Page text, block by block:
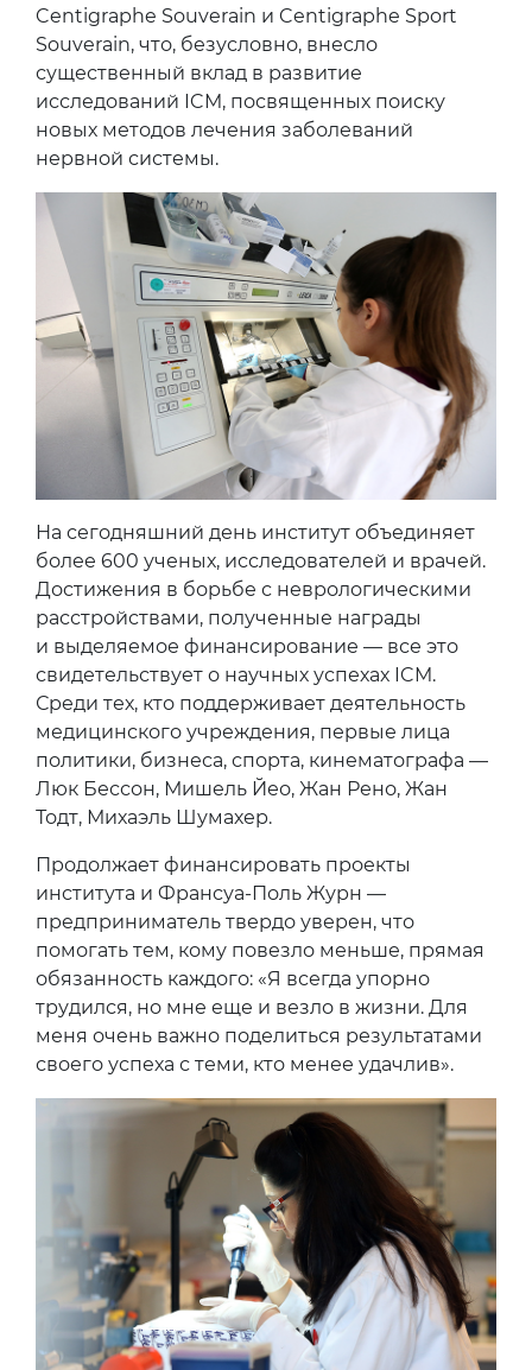
Centigraphe Souverain и Centigraphe Sport
Souverain, что, безусловно, внесло
существенный вклад в развитие
исследований ICM, посвященных поиску
новых методов лечения заболеваний
нервной системы.
На сегодняшний день институт объединяет
более 600 ученых, исследователей и врачей.
Достижения в борьбе с неврологическими
расстройствами, полученные награды
и выделяемое финансирование — все это
свидетельствует о научных успехах ICM.
Среди тех, кто поддерживает деятельность
медицинского учреждения, первые лица
политики, бизнеса, спорта, кинематографа —
Люк Бессон, Мишель Йео, Жан Рено, Жан
Тодт, Михаэль Шумахер.
Продолжает финансировать проекты
института и Франсуа-Поль Журн —
предприниматель твердо уверен, что
помогать тем, кому повезло меньше, прямая
обязанность каждого: «Я всегда упорно
трудился, но мне еще и везло в жизни. Для
меня очень важно поделиться результатами
своего успеха с теми, кто менее удачлив».